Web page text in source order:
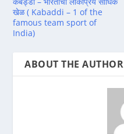
खेळ ( Kabaddi – 1 of the
famous team sport of
India)
ABOUT THE AUTHOR